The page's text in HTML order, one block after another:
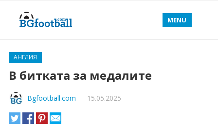
MENU
АНГЛИЯ
В битката за медалите
Bgfootball.com — 15.05.2025